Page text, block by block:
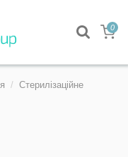
0
Стерилізаційне